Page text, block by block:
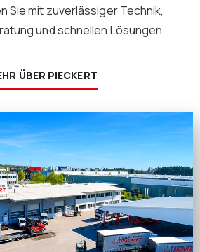
Sie mit zuverlässiger Technik,
und schnellen Lösungen.
ÜBER PIECKERT